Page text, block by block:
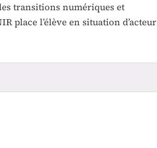
transitions numériques et
place l’élève en situation d’acteur